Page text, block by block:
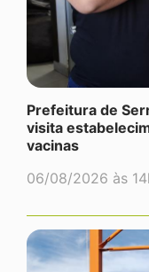
Prefeitura de
visita
vacinas
06/08/2026 às